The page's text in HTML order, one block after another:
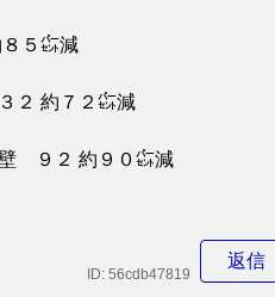
５㌫減
２ 約７２㌫減
９２ 約９０㌫減
返信
ID: 56cdb47819